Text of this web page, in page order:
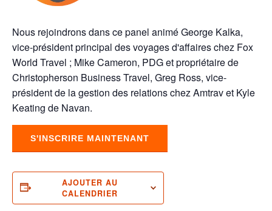
Nous rejoindrons dans ce panel animé George Kalka,
vice-président principal des voyages d'affaires chez Fox
World Travel ; Mike Cameron, PDG et propriétaire de
Christopherson Business Travel, Greg Ross, vice-
président de la gestion des relations chez Amtrav et Kyle
Keating de Navan.
S'INSCRIRE MAINTENANT
AJOUTER AU
CALENDRIER